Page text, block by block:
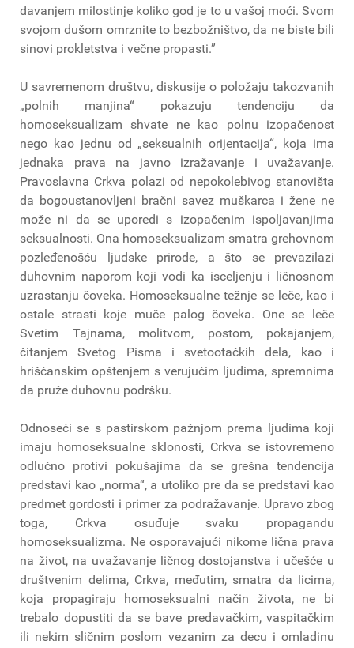
davanjem milostinje koliko god je to u vašoj moći. Svom
svojom dušom omrznite to bezbožništvo, da ne biste bili
sinovi prokletstva i večne propasti.”
U savremenom društvu, diskusije o položaju takozvanih
„polnih manjina“ pokazuju tendenciju da
homoseksualizam shvate ne kao polnu izopačenost
nego kao jednu od „seksualnih orijentacija“, koja ima
jednaka prava na javno izražavanje i uvažavanje.
Pravoslavna Crkva polazi od nepokolebivog stanovišta
da bogoustanovljeni bračni savez muškarca i žene ne
može ni da se uporedi s izopačenim ispoljavanjima
seksualnosti. Ona homoseksualizam smatra grehovnom
pozleđenošću ljudske prirode, a što se prevazilazi
duhovnim naporom koji vodi ka isceljenju i ličnosnom
uzrastanju čoveka. Homoseksualne težnje se leče, kao i
ostale strasti koje muče palog čoveka. One se leče
Svetim Tajnama, molitvom, postom, pokajanjem,
čitanjem Svetog Pisma i svetootačkih dela, kao i
hrišćanskim opštenjem s verujućim ljudima, spremnima
da pruže duhovnu podršku.
Odnoseći se s pastirskom pažnjom prema ljudima koji
imaju homoseksualne sklonosti, Crkva se istovremeno
odlučno protivi pokušajima da se grešna tendencija
predstavi kao „norma“, a utoliko pre da se predstavi kao
predmet gordosti i primer za podražavanje. Upravo zbog
toga, Crkva osuđuje svaku propagandu
homoseksualizma. Ne osporavajući nikome lična prava
na život, na uvažavanje ličnog dostojanstva i učešće u
društvenim delima, Crkva, međutim, smatra da licima,
koja propagiraju homoseksualni način života, ne bi
trebalo dopustiti da se bave predavačkim, vaspitačkim
ili nekim sličnim poslom vezanim za decu i omladinu